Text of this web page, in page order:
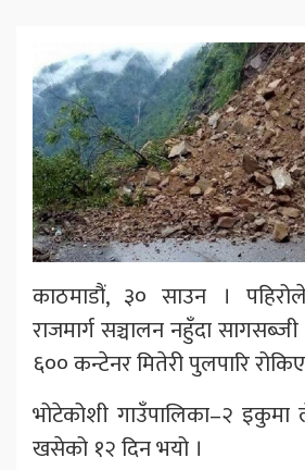
काठमाडौं, ३० साउन ।
राजमार्ग सञ्चालन नहुँदा
६०० कन्टेनर मितेरी पुलपारि
भोटेकोशी गाउँपालिका–२ इकुमा
खसेको १२ दिन भयो ।